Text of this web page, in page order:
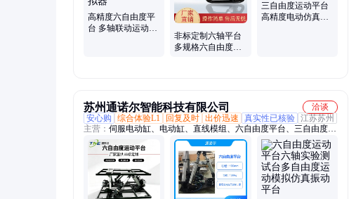
高精度六自由度平
台 多轴联动运动台
非标定制六轴平台
多规格六自由度运
三自由度运动平台
高精度电动仿真台
苏州通诺尔智能科技有限公司
洽谈
安心购
综合体验L1 回复及时 出价迅速 真实性已核验 江苏苏州
主营： 伺服电动缸、电动缸、直线模组、六自由度平台、三自由度平
台、摇摆台、驾驶模拟平台、飞行模拟平台、船舶模拟平台、直线滑
台、伺服升降平台、伺服压机、伺服压装机、电缸、防水电缸、防爆
电动缸、高温电动缸、低温电动缸、直线电机、动感影院、线性模
组、直角机器人